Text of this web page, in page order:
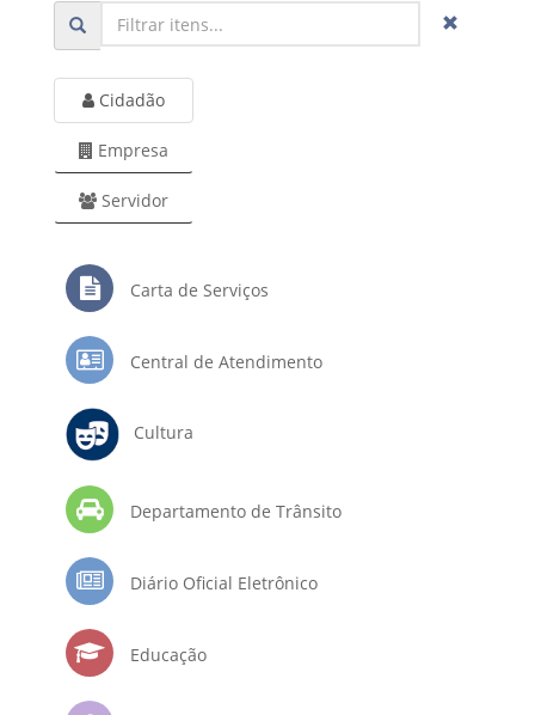
Cidadão
Empresa
Servidor
Carta de Serviços
Central de Atendimento
Cultura
Departamento de Trânsito
Diário Oficial Eletrônico
Educação